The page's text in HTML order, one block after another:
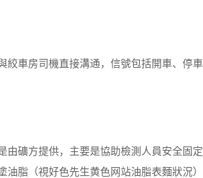
車房司機直接溝通，信號包括開車、停車
礦方提供，主要是協助檢測人員安全固
脂（視好色先生黄色网站油脂表麵狀況）